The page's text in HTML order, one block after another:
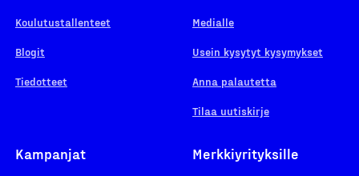
Koulutustallenteet
Blogit
Tiedotteet
Medialle
Usein kysytyt kysymykset
Anna palautetta
Tilaa uutiskirje
Kampanjat Merkkiyrityksille